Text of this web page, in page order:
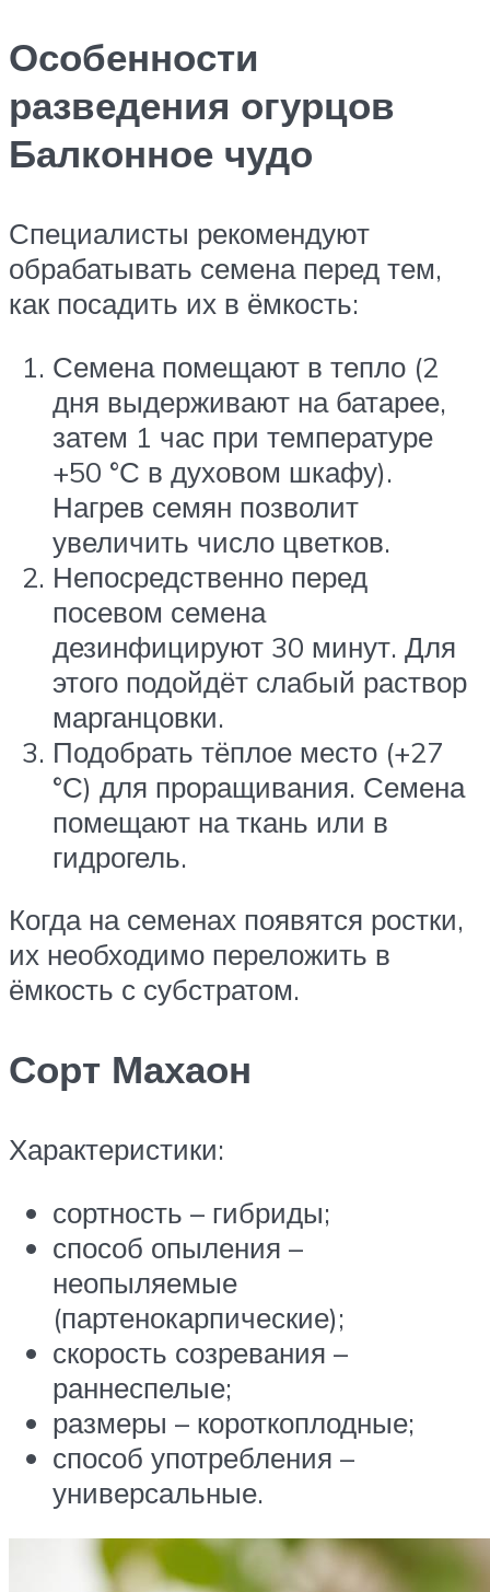
Особенности
разведения огурцов
Балконное чудо
Специалисты рекомендуют
обрабатывать семена перед тем,
как посадить их в ёмкость:
Семена помещают в тепло (2
дня выдерживают на батарее,
затем 1 час при температуре
+50 °С в духовом шкафу).
Нагрев семян позволит
увеличить число цветков.
Непосредственно перед
посевом семена
дезинфицируют 30 минут. Для
этого подойдёт слабый раствор
марганцовки.
Подобрать тёплое место (+27
°С) для проращивания. Семена
помещают на ткань или в
гидрогель.
Когда на семенах появятся ростки,
их необходимо переложить в
ёмкость с субстратом.
Сорт Махаон
Характеристики:
сортность – гибриды;
способ опыления –
неопыляемые
(партенокарпические);
скорость созревания –
раннеспелые;
размеры – короткоплодные;
способ употребления –
универсальные.